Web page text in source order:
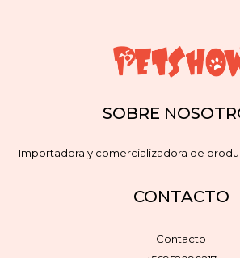
SOBRE
Importadora y comercializadora de
CONTACTO
Contacto